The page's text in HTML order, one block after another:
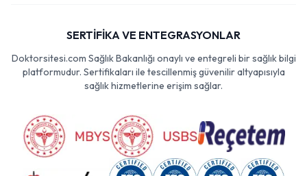
SERTİFİKA VE ENTEGRASYONLAR
Doktorsitesi.com Sağlık Bakanlığı onaylı ve entegreli bir sağlık bilgi
platformudur. Sertifikaları ile tescillenmiş güvenilir altyapısıyla
sağlık hizmetlerine erişim sağlar.